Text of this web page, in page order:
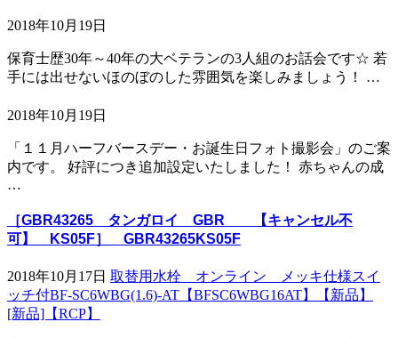
2018年10月19日
保育士歴30年～40年の大ベテランの3人組のお話会です☆ 若
手には出せないほのぼのした雰囲気を楽しみましょう！ …
2018年10月19日
「１１月ハーフバースデー・お誕生日フォト撮影会」のご案
内です。 好評につき追加設定いたしました！ 赤ちゃんの成
…
［GBR43265 タンガロイ GBR 【キャンセル不
可】 KS05F］ GBR43265KS05F
2018年10月17日 取替用水栓 オンライン メッキ仕様スイ
ッチ付BF-SC6WBG(1.6)-AT【BFSC6WBG16AT】【新品】
[新品]【RCP】